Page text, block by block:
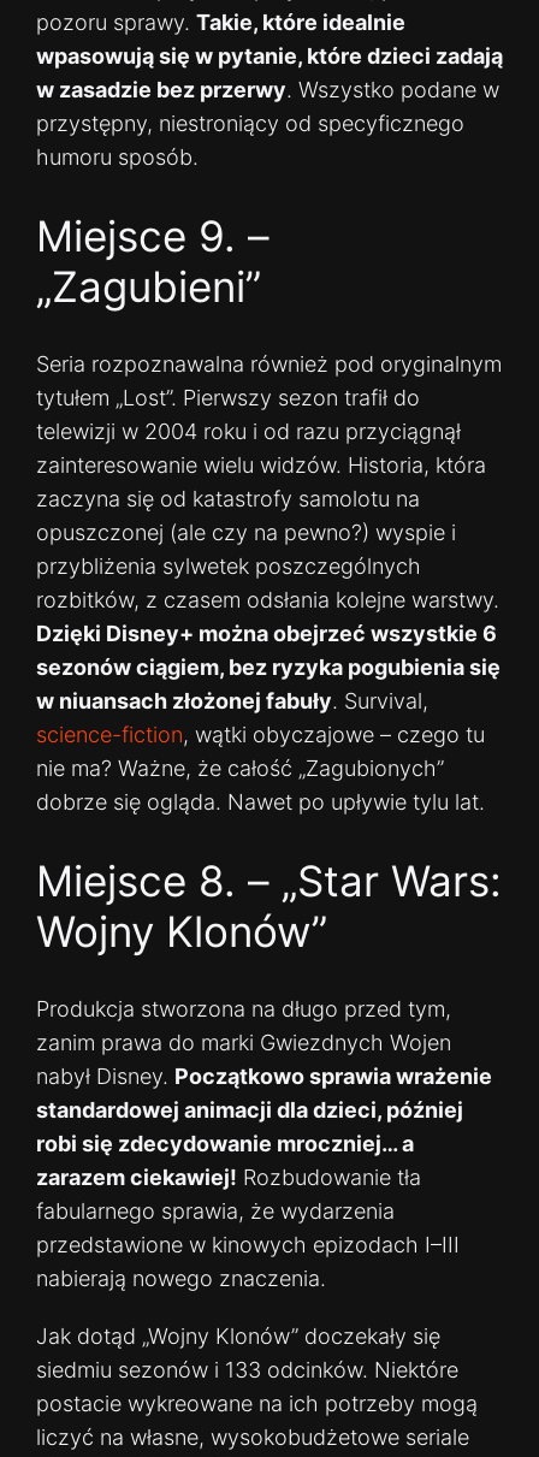
pozoru sprawy. Takie, które idealnie
wpasowują się w pytanie, które dzieci zadają
w zasadzie bez przerwy. Wszystko podane w
przystępny, niestroniący od specyficznego
humoru sposób.
Miejsce 9. –
„Zagubieni”
Seria rozpoznawalna również pod oryginalnym
tytułem „Lost”. Pierwszy sezon trafił do
telewizji w 2004 roku i od razu przyciągnął
zainteresowanie wielu widzów. Historia, która
zaczyna się od katastrofy samolotu na
opuszczonej (ale czy na pewno?) wyspie i
przybliżenia sylwetek poszczególnych
rozbitków, z czasem odsłania kolejne warstwy.
Dzięki Disney+ można obejrzeć wszystkie 6
sezonów ciągiem, bez ryzyka pogubienia się
w niuansach złożonej fabuły. Survival,
science-fiction, wątki obyczajowe – czego tu
nie ma? Ważne, że całość „Zagubionych”
dobrze się ogląda. Nawet po upływie tylu lat.
Miejsce 8. – „Star Wars:
Wojny Klonów”
Produkcja stworzona na długo przed tym,
zanim prawa do marki Gwiezdnych Wojen
nabył Disney. Początkowo sprawia wrażenie
standardowej animacji dla dzieci, później
robi się zdecydowanie mroczniej… a
zarazem ciekawiej! Rozbudowanie tła
fabularnego sprawia, że wydarzenia
przedstawione w kinowych epizodach I–III
nabierają nowego znaczenia.
Jak dotąd „Wojny Klonów” doczekały się
siedmiu sezonów i 133 odcinków. Niektóre
postacie wykreowane na ich potrzeby mogą
liczyć na własne, wysokobudżetowe seriale